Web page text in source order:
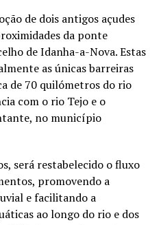
de dois antigos açudes
da ponte
de Idanha-a-Nova. Estas
as únicas barreiras
de 70 quilómetros do rio
com o rio Tejo e o
no município
será restabelecido o fluxo
promovendo a
e facilitando a
ao longo do rio e dos